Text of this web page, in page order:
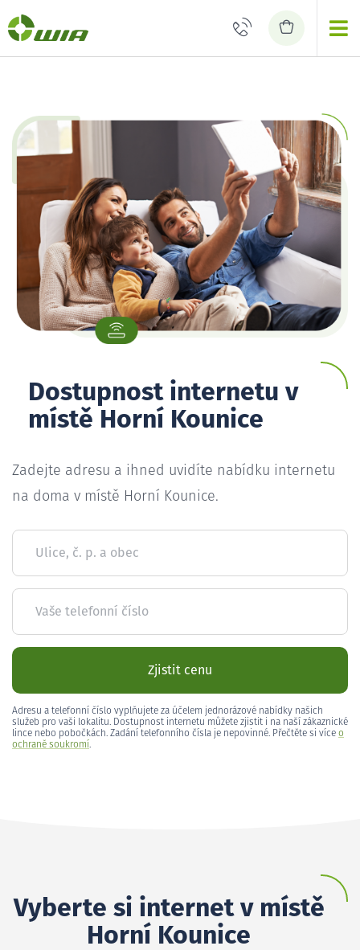
Dostupnost internetu v
místě Horní Kounice
Zadejte adresu a ihned uvidíte nabídku internetu
na doma v místě Horní Kounice.
Ulice, č. p. a obec
Vaše telefonní číslo
Zjistit cenu
Adresu a telefonní číslo vyplňujete za účelem jednorázové nabídky našich
služeb pro vaši lokalitu. Dostupnost internetu můžete zjistit i na naší zákaznické
lince nebo pobočkách. Zadání telefonního čísla je nepovinné. Přečtěte si více o
ochraně soukromí.
Vyberte si internet v místě
Horní Kounice